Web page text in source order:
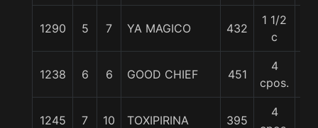
1290 5 7 YA MAGICO 432
1 1/2
c
1238 6 6 GOOD CHIEF 451
4
cpos.
1245 7 10 TOXIPIRINA 395
4